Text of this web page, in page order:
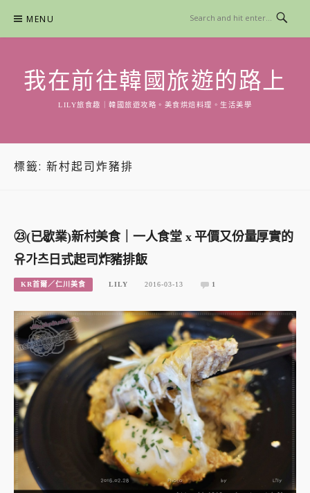
content
MENU
我在前往韓國旅遊的路上
LILY旅食趣｜韓國旅遊攻略。美食烘焙料理。生活美學
標籤: 新村起司炸豬排
㉓(已歇業)新村美食｜一人食堂 x 平價又份量厚實的
유가츠日式起司炸豬排飯
KR首爾／仁川美食 LILY 2016-03-13 1